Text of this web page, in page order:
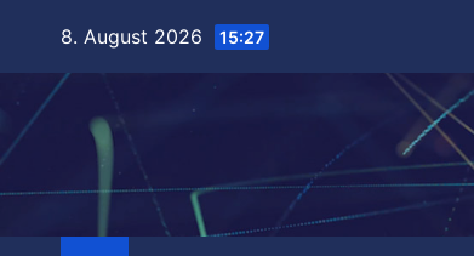
springen
8. August 2026 15:27